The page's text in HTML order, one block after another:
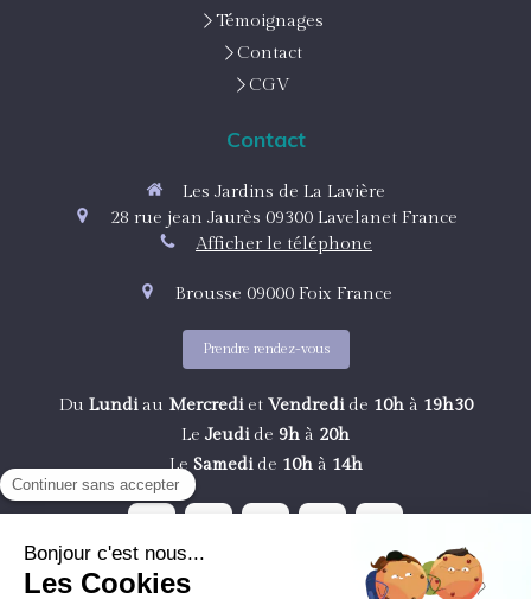
Témoignages
Contact
CGV
Contact
Les Jardins de La Lavière
28 rue jean Jaurès 09300 Lavelanet France
Afficher le téléphone
Brousse 09000 Foix France
Prendre rendez-vous
Du Lundiau Mercrediet Vendredide 10hà 19h30
Le Jeudide 9h à 20h
Le Samedide 10hà 14h
©2017 Les Jardins de La Lavière